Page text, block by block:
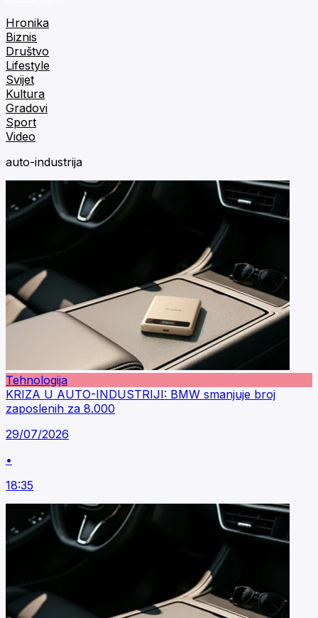
Hronika
Biznis
Društvo
Lifestyle
Svijet
Kultura
Gradovi
Sport
Video
auto-industrija
Tehnologija
KRIZA U AUTO-INDUSTRIJI: BMW smanjuje broj
zaposlenih za 8.000
29/07/2026
•
18:35